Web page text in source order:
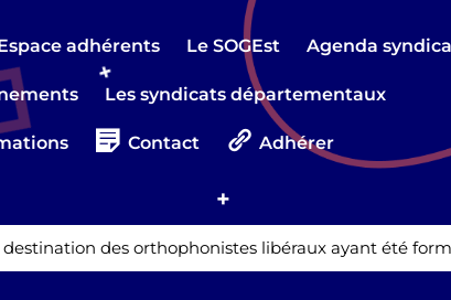
adhérents Le SOGEst Agenda
Les syndicats départementaux
Contact Adhérer
des orthophonistes libéraux ayant été